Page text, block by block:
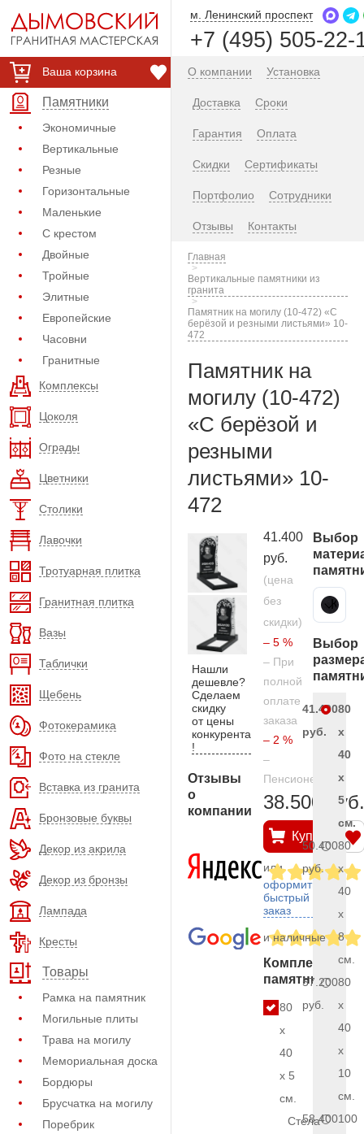
Ваша корзина
Памятники
Экономичные
Вертикальные
Резные
Горизонтальные
Маленькие
С крестом
Двойные
Тройные
Элитные
Европейские
Часовни
Гранитные
Комплексы
Цоколя
Ограды
Цветники
Столики
Лавочки
Тротуарная плитка
Гранитная плитка
Вазы
Таблички
Щебень
Фотокерамика
Фото на стекле
Вставка из гранита
Бронзовые буквы
Декор из акрила
Декор из бронзы
Лампада
Кресты
Товары
Рамка на памятник
Могильные плиты
Трава на могилу
Мемориальная доска
Бордюры
Брусчатка на могилу
Поребрик
м. Ленинский проспект
+7 (495) 505-22-
О компании Установка
Доставка Сроки
Гарантия Оплата
Скидки Сертификаты
Портфолио Сотрудники
Отзывы Контакты
Главная
Вертикальные памятники из
гранита
Памятник на могилу (10-472) «С
берёзой и резными листьями» 10-
472
Памятник на
могилу (10-472)
«С берёзой и
резными
листьями» 10-
472
Нашли
дешевле?
Сделаем
скидку
от цены
конкурента
!
Отзывы
о
компании
41.400
руб.
(цена
без
скидки)
– 5 %
– При
полной
оплате
заказа
– 2 %
–
Пенсионерам
38.500 руб.
Купить
или
оформить
быстрый
заказ
и наличные
Комплект
памятника
80
x
40
x 5
см.
Стела
Выбор
Карельский гранит
Выбор
41.400
руб.
80
x
40
x
5
см.
50.400
руб.
80
x
40
x
8
см.
57.200
руб.
80
x
40
x
10
см.
58.400100